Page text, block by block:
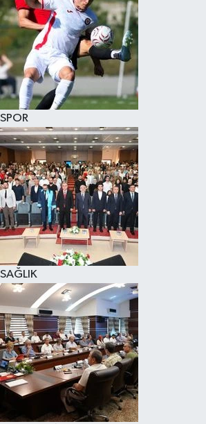
SPOR
SAĞLIK